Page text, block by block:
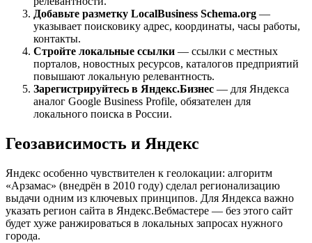
Добавьте разметку LocalBusiness Schema.org —
указывает поисковику адрес, координаты, часы работы,
контакты.
Стройте локальные ссылки — ссылки с местных
порталов, новостных ресурсов, каталогов предприятий
повышают локальную релевантность.
Зарегистрируйтесь в Яндекс.Бизнес — для Яндекса
аналог Google Business Profile, обязателен для
локального поиска в России.
Геозависимость и Яндекс
Яндекс особенно чувствителен к геолокации: алгоритм
«Арзамас» (внедрён в 2010 году) сделал регионализацию
выдачи одним из ключевых принципов. Для Яндекса важно
указать регион сайта в Яндекс.Вебмастере — без этого сайт
будет хуже ранжироваться в локальных запросах нужного
города.